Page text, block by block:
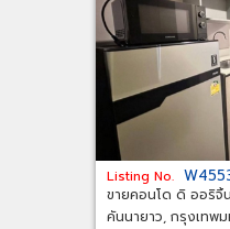
Listing No.
ขายคอนโด ดิ ออริจิ้
คันนายาว, กรุงเทพ